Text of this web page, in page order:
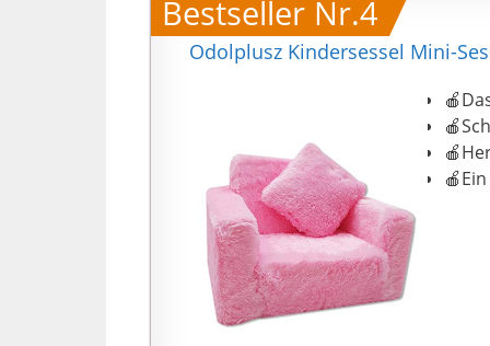
Bestseller Nr.4
Odolplusz Kindersessel Mini-